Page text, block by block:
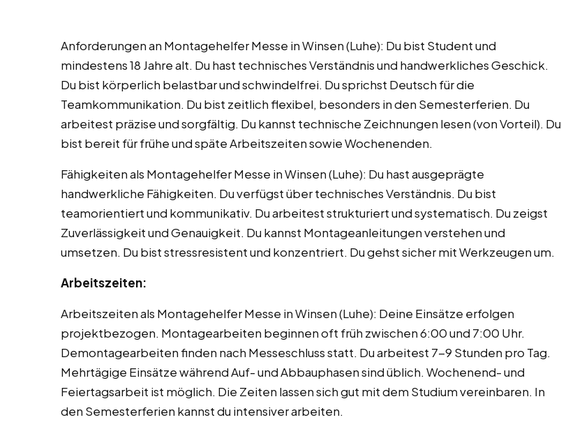
Anforderungen an Montagehelfer Messe in Winsen (Luhe): Du bist Student und
mindestens 18 Jahre alt. Du hast technisches Verständnis und handwerkliches Geschick.
Du bist körperlich belastbar und schwindelfrei. Du sprichst Deutsch für die
Teamkommunikation. Du bist zeitlich flexibel, besonders in den Semesterferien. Du
arbeitest präzise und sorgfältig. Du kannst technische Zeichnungen lesen (von Vorteil). Du
bist bereit für frühe und späte Arbeitszeiten sowie Wochenenden.
Fähigkeiten als Montagehelfer Messe in Winsen (Luhe): Du hast ausgeprägte
handwerkliche Fähigkeiten. Du verfügst über technisches Verständnis. Du bist
teamorientiert und kommunikativ. Du arbeitest strukturiert und systematisch. Du zeigst
Zuverlässigkeit und Genauigkeit. Du kannst Montageanleitungen verstehen und
umsetzen. Du bist stressresistent und konzentriert. Du gehst sicher mit Werkzeugen um.
Arbeitszeiten:
Arbeitszeiten als Montagehelfer Messe in Winsen (Luhe): Deine Einsätze erfolgen
projektbezogen. Montagearbeiten beginnen oft früh zwischen 6:00 und 7:00 Uhr.
Demontagearbeiten finden nach Messeschluss statt. Du arbeitest 7-9 Stunden pro Tag.
Mehrtägige Einsätze während Auf- und Abbauphasen sind üblich. Wochenend- und
Feiertagsarbeit ist möglich. Die Zeiten lassen sich gut mit dem Studium vereinbaren. In
den Semesterferien kannst du intensiver arbeiten.